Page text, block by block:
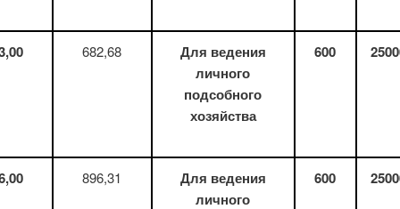
,00 682,68
Для ведения
личного
подсобного
хозяйства
600
,00 896,31
Для ведения
личного
600